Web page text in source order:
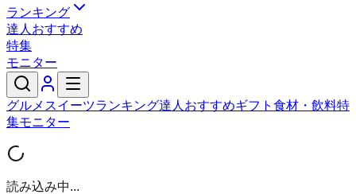
ランキング
達人おすすめ
特集
モニター
グルメ スイーツランキング達人おすすめギフト 食材・飲料特
集モニター
読み込み中...